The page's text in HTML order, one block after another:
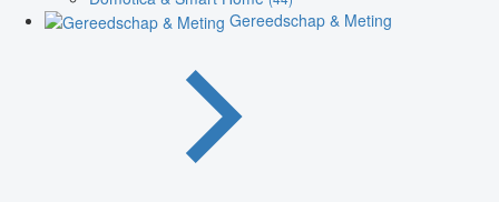
Gereedschap & Meting